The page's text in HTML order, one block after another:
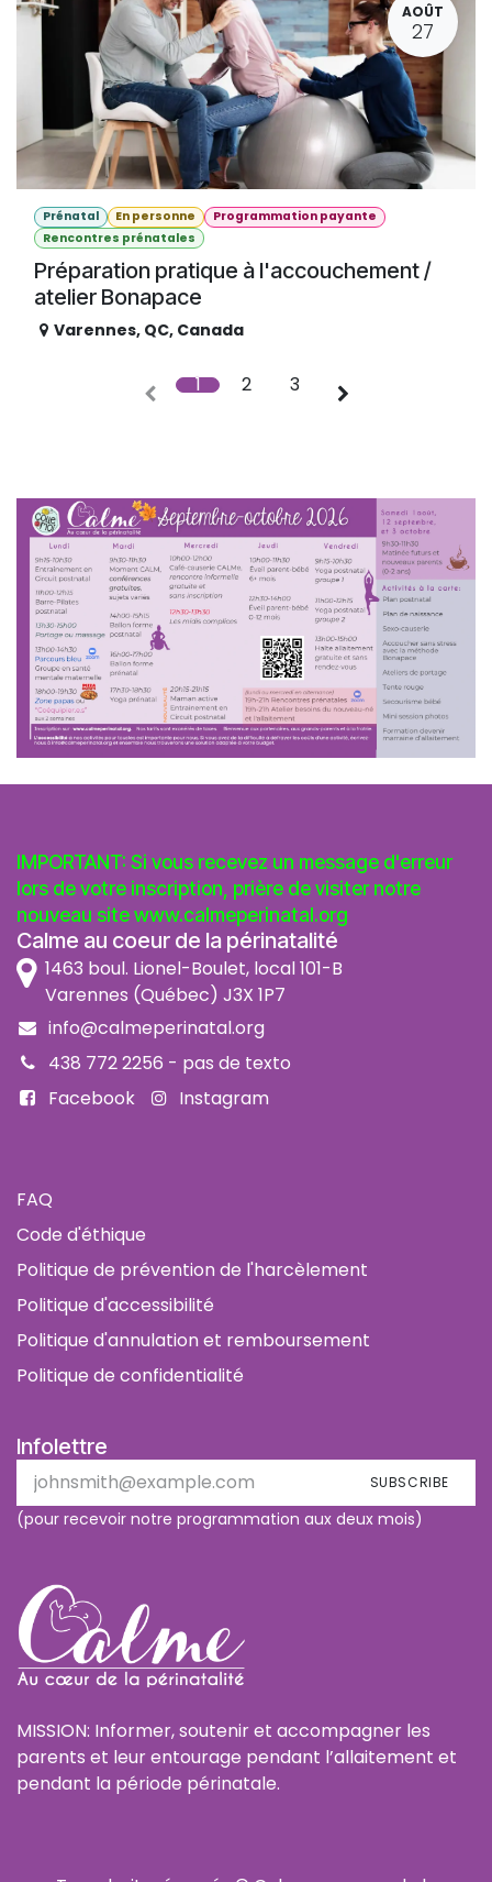
AOÛT
27
Prénatal En personne
Programmation payante
Rencontres prénatales
Préparation pratique à l'accouchement /
atelier Bonapace
Varennes, QC, Canada
1 2 3
IMPORTANT: Si vous recevez un message d'erreur
lors de votre inscription, prière de visiter notre
nouveau sitewww.calmeperinatal.org
Calme au coeur de la périnatalité
1463 boul. Lionel-Boulet, local 101-B
Varennes (Québec) J3X 1P7
info@calmeperinatal.org
438 772 2256 - pas de texto
Facebook
Instagram
FAQ
Code d'éthique
Politique de prévention de l'harcèlement
Politique d'accessibilité
Politique d'annulation et remboursement
Politique de confidentialité
Infolettre
SUBSCRIBE
(pour recevoir notre programmation aux deux mois)
MISSION: Informer, soutenir et accompagner les
parents et leur entourage pendant l’allaitement et
pendant la période périnatale.